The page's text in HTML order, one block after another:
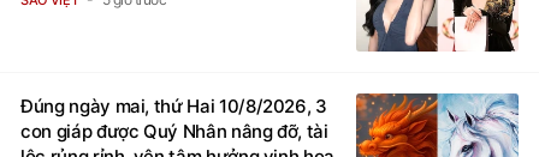
Đúng ngày mai, thứ Hai 10/8/2026, 3
con giáp được Quý Nhân nâng đỡ, tài